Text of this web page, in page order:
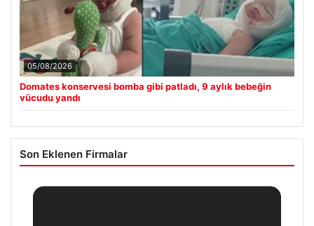
05/08/2026
Domates konservesi bomba gibi patladı, 9 aylık bebeğin
vücudu yandı
Son Eklenen Firmalar